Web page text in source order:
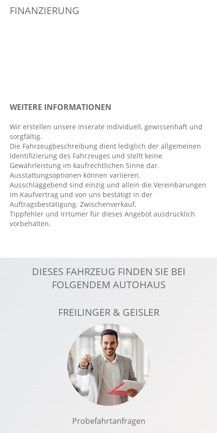
Digitaler Radioempfang DAB+
Handyvorbereitung Bluetooth
ISOFIX Kindersitzbefestigung
Keyless
Klimaanlage
Kopfairbag vorn
LED-Scheinwerfer
LED-Tagfahrlicht
Lenksäule verstellbar
Lichtsensor
Navigationssystem
Notbremsassistent
Radio: Audiosystem: Radio mit DAB+
Raucherpaket
Regensensor
Reifendruckkontrolle
Reifenpannenset
Rücksitze klapp- und teilbar
Seitenairbag vorn
FINANZIERUNG
WEITERE INFORMATIONEN
Wir erstellen unsere Inserate individuell, gewissenhaft und
sorgfältig.
Die Fahrzeugbeschreibung dient lediglich der allgemeinen
Identifizierung des Fahrzeuges und stellt keine
Gewährleistung im kaufrechtlichen Sinne dar.
Ausstattungsoptionen können variieren.
Ausschlaggebend sind einzig und allein die Vereinbarungen
im Kaufvertrag und von uns bestätigt in der
Auftragsbestätigung. Zwischenverkauf,
Tippfehler und Irrtümer für dieses Angebot ausdrücklich
vorbehalten.
DIESES FAHRZEUG FINDEN SIE BEI
FOLGENDEM AUTOHAUS
FREILINGER & GEISLER
Probefahrtanfragen